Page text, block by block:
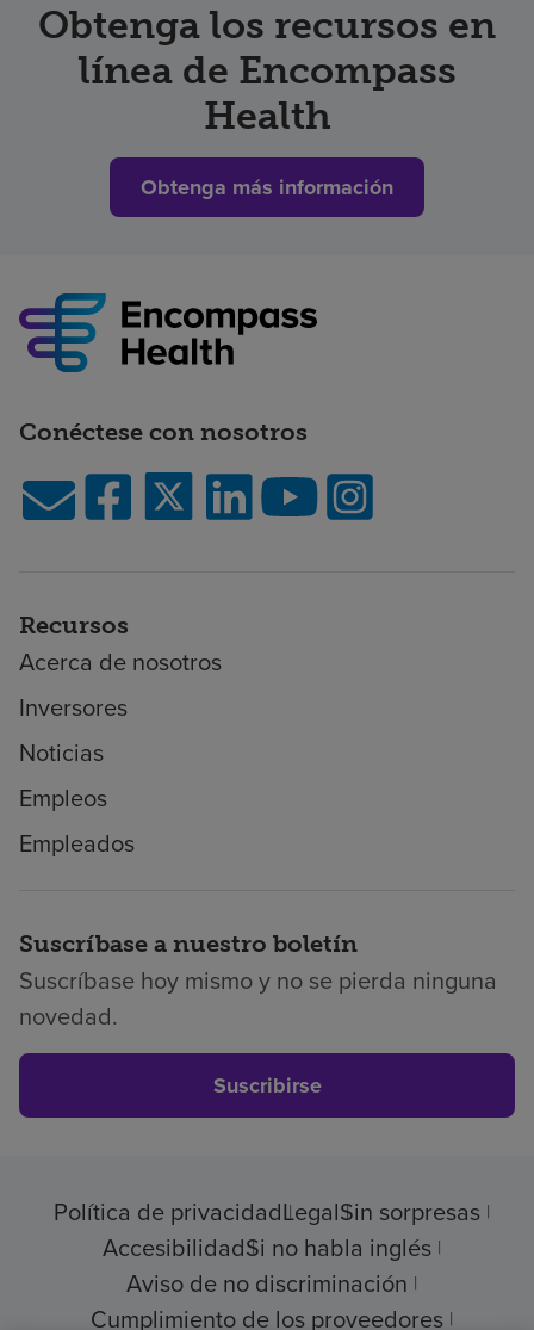
Obtenga los recursos en
línea de Encompass
Health
Obtenga más información
Conéctese con nosotros
Recursos
Acerca de nosotros
Inversores
Noticias
Empleos
Empleados
Suscríbase a nuestro boletín
Suscríbase hoy mismo y no se pierda ninguna
novedad.
Suscribirse
Política de privacidadLegalSin sorpresas
AccesibilidadSi no habla inglés
Aviso de no discriminación
Cumplimiento de los proveedores